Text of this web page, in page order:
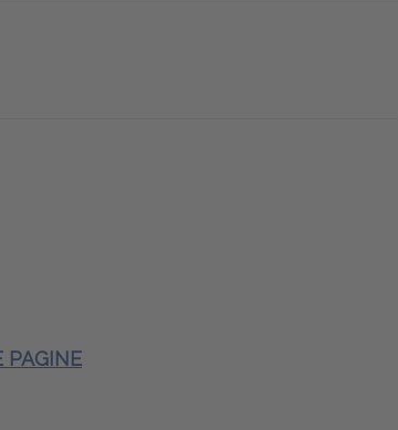
PAGINE